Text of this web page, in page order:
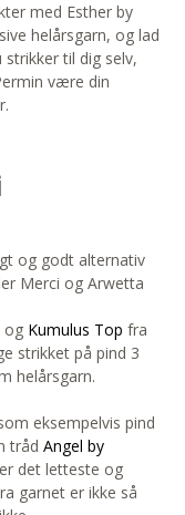
med Esther by
helårsgarn, og lad
til dig selv,
være din
og godt alternativ
Merci og Arwetta
og Kumulus Top fra
strikket på pind 3
helårsgarn.
eksempelvis pind
trådAngel by
det letteste og
garnet er ikke så